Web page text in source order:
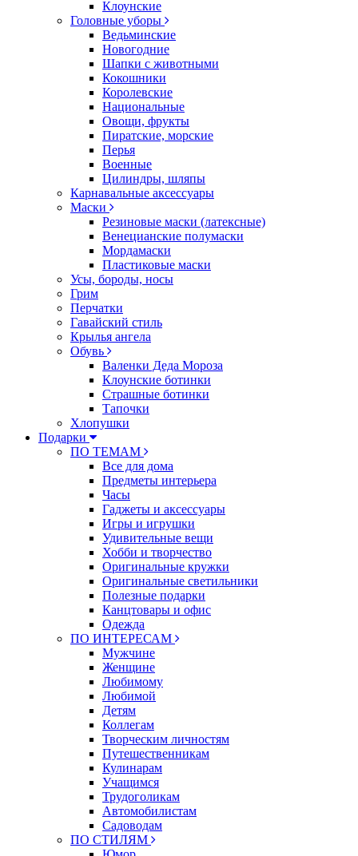
Клоунские
Головные уборы
Ведьминские
Новогодние
Шапки с животными
Кокошники
Королевские
Национальные
Овощи, фрукты
Пиратские, морские
Перья
Военные
Цилиндры, шляпы
Карнавальные аксессуары
Маски
Резиновые маски (латексные)
Венецианские полумаски
Мордамаски
Пластиковые маски
Усы, бороды, носы
Грим
Перчатки
Гавайский стиль
Крылья ангела
Обувь
Валенки Деда Мороза
Клоунские ботинки
Страшные ботинки
Тапочки
Хлопушки
Подарки
ПО ТЕМАМ
Все для дома
Предметы интерьера
Часы
Гаджеты и аксессуары
Игры и игрушки
Удивительные вещи
Хобби и творчество
Оригинальные кружки
Оригинальные светильники
Полезные подарки
Канцтовары и офис
Одежда
ПО ИНТЕРЕСАМ
Мужчине
Женщине
Любимому
Любимой
Детям
Коллегам
Творческим личностям
Путешественникам
Кулинарам
Учащимся
Трудоголикам
Автомобилистам
Садоводам
ПО СТИЛЯМ